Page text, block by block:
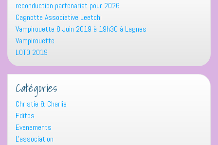
reconduction partenariat pour 2026
Cagnotte Associative Leetchi
Vampirouette 8 Juin 2019 à 19h30 à Lagnes
Vampirouette
LOTO 2019
Catégories
Christie & Charlie
Editos
Evenements
L'association